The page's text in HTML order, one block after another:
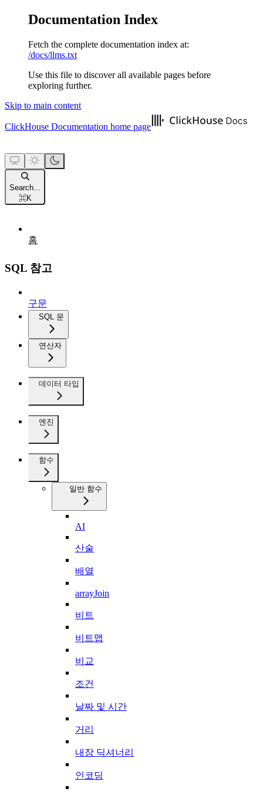
Documentation Index
Fetch the complete documentation index at:
/docs/llms.txt
Use this file to discover all available pages before
exploring further.
Skip to main content
ClickHouse Documentation home page
Search...
⌘K
홈
SQL 참고
구문
SQL 문
연산자
데이터 타입
엔진
함수
일반 함수
AI
산술
배열
arrayJoin
비트
비트맵
비교
조건
날짜 및 시간
거리
내장 딕셔너리
인코딩